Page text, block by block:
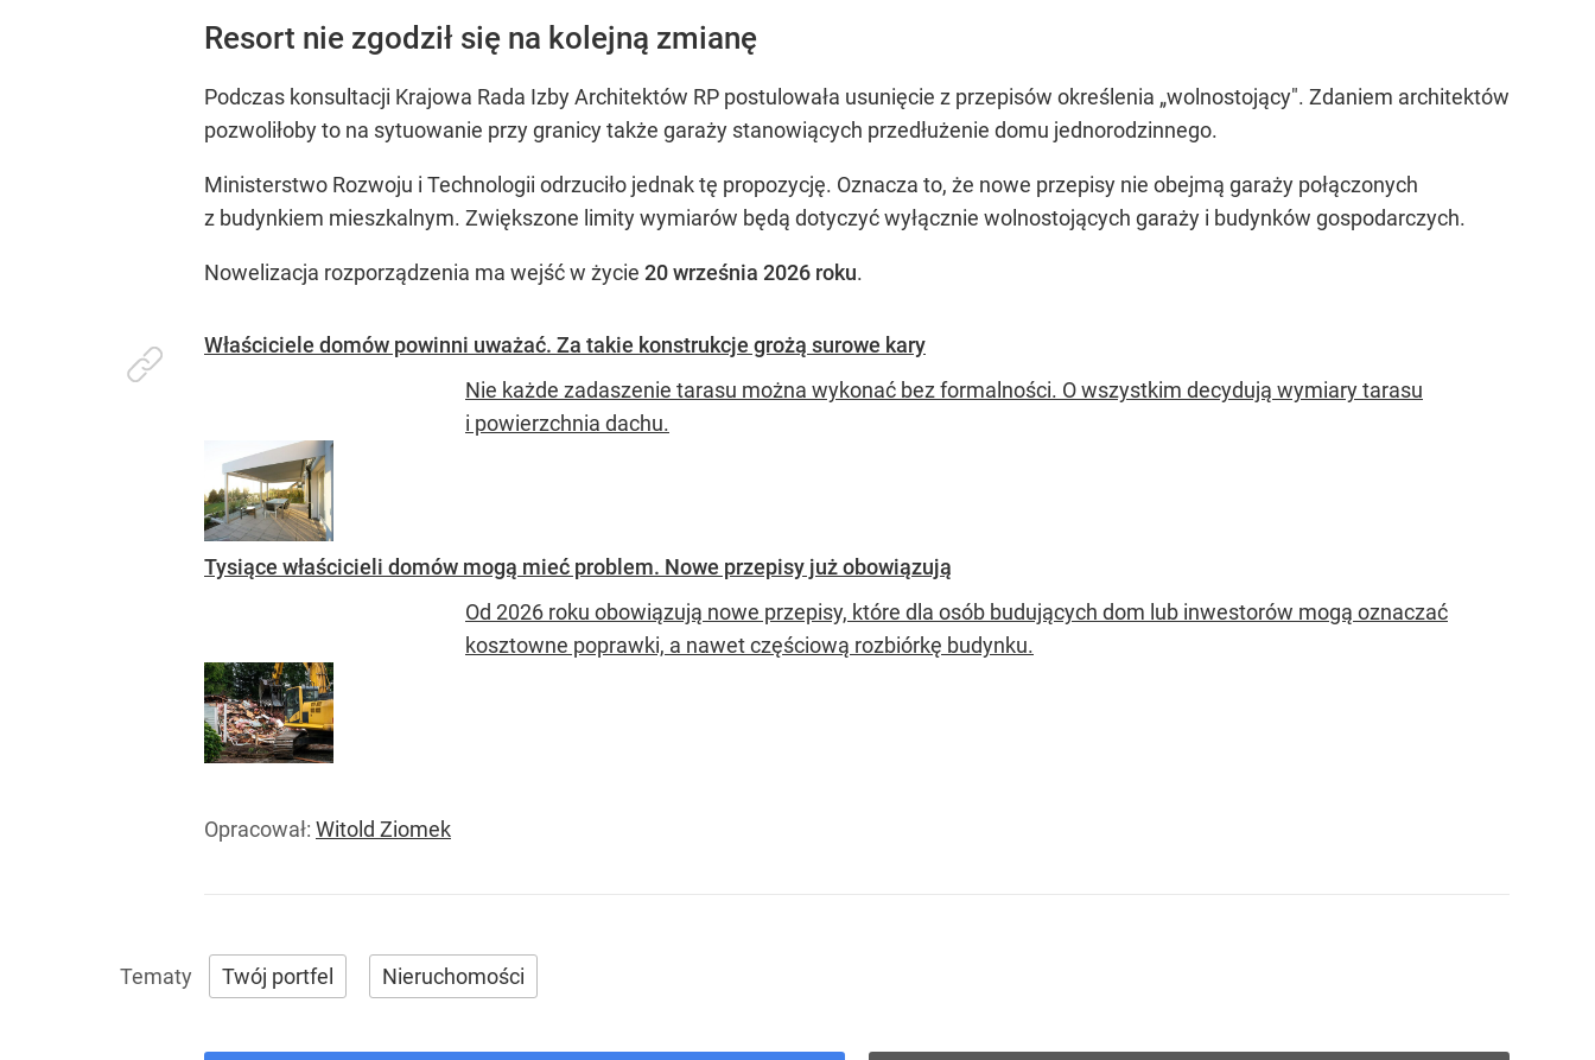
Resort nie zgodził się na kolejną zmianę
Podczas konsultacji Krajowa Rada Izby Architektów RP postulowała usunięcie z przepisów określenia „wolnostojący". Zdaniem architektów
pozwoliłoby to na sytuowanie przy granicy także garaży stanowiących przedłużenie domu jednorodzinnego.
Ministerstwo Rozwoju i Technologii odrzuciło jednak tę propozycję. Oznacza to, że nowe przepisy nie obejmą garaży połączonych
z budynkiem mieszkalnym. Zwiększone limity wymiarów będą dotyczyć wyłącznie wolnostojących garaży i budynków gospodarczych.
Nowelizacja rozporządzenia ma wejść w życie 20 września 2026 roku.
Właściciele domów powinni uważać. Za takie konstrukcje grożą surowe kary
Nie każde zadaszenie tarasu można wykonać bez formalności. O wszystkim decydują wymiary tarasu
i powierzchnia dachu.
Tysiące właścicieli domów mogą mieć problem. Nowe przepisy już obowiązują
Od 2026 roku obowiązują nowe przepisy, które dla osób budujących dom lub inwestorów mogą oznaczać
kosztowne poprawki, a nawet częściową rozbiórkę budynku.
Opracował: Witold Ziomek
Twój portfel Nieruchomości